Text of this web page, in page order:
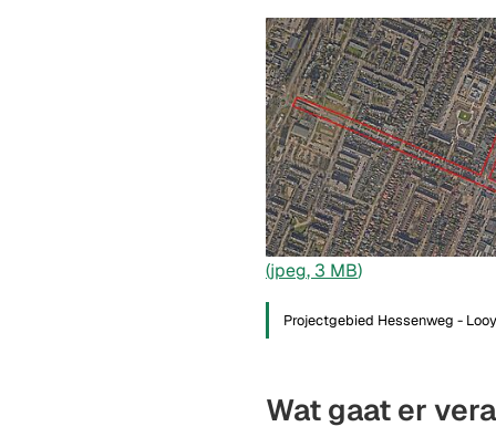
(jpeg, 3 MB)
Projectgebied Hessenweg -
Wat gaat er